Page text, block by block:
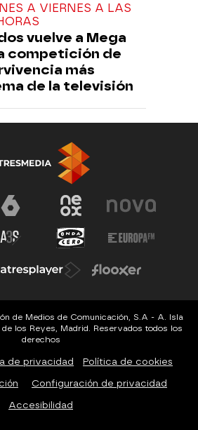
A VIERNES A LAS
vuelve a Mega
competición de
más
de la televisión
de Medios de Comunicación, S.A - A. Isla
los Reyes, Madrid. Reservados todos los
derechos
de privacidad Política de cookies
Configuración de privacidad
Accesibilidad